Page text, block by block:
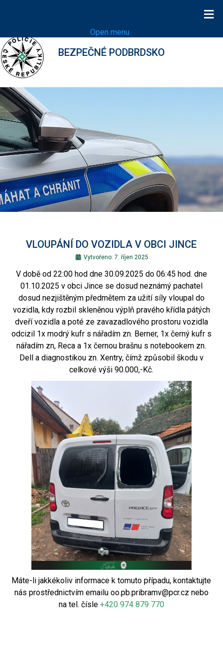
≡
Open menu
BEZPEČNÉ PODBRDSKO
VLOUPÁNÍ DO VOZIDLA V OBCI JINCE
Vytvořeno: 7. říjen 2025
V době od 22:00 hod dne 30.09.2025 do 06:45 hod. dne
01.10.2025 v obci Jince se dosud neznámý pachatel
dosud nezjištěným předmětem za užití síly vloupal do
vozidla, kdy rozbil skleněnou výplň pravého křídla pátých
dveří vozidla a poté ze zavazadlového prostoru vozidla
odcizil 1x modrý kufr s nářadím zn. Berner, 1x černý kufr s
nářadím zn, Reca a 1x černou brašnu s notebookem zn.
Dell a diagnostikou zn. Xentry, čímž způsobil škodu v
celkové výši 90.000,-Kč.
Máte-li jakkékoliv informace k tomuto případu, kontaktujte
nás prostřednictvím emailu oo.pb.pribramv@pcr.cz nebo
na tel. čísle +420 974 879 770